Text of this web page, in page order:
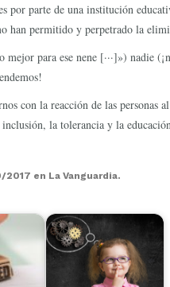
por parte de una institución
han permitido y perpetrado la
para ese nene [···]») nadie
con la reacción de las personas
la tolerancia y la
en La Vanguardia.